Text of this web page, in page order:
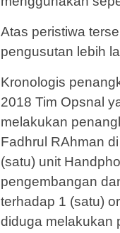
Atas peristiwa
pengusutan lebih
Kronologis
2018 Tim Opsnal
melakukan
Fadhrul RAhman
(satu) unit
pengembangan
terhadap 1 (satu)
diduga melakukan